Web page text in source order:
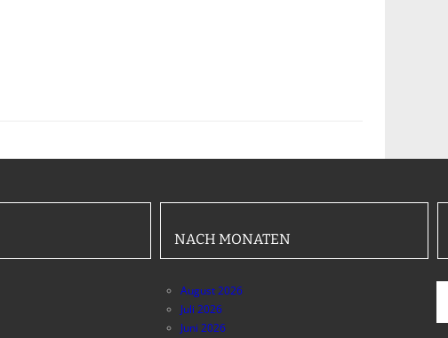
NACH MONATEN
August 2026
Juli 2026
Juni 2026